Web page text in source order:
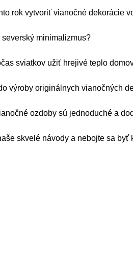
rok vytvoriť vianočné dekorácie
severský minimalizmus?
sviatkov užiť hrejivé teplo
výroby originálnych vianočných
ozdoby sú jednoduché a
skvelé návody a nebojte sa byť